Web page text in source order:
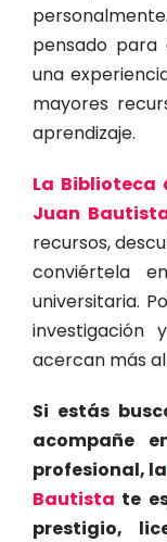
pensado para
una
mayores
aprendizaje.
La Biblioteca
Juan
recursos,
conviértela
universitaria.
investigación
acercan más
Si estás
acompañe
profesional, la
Bautista te
prestigio,